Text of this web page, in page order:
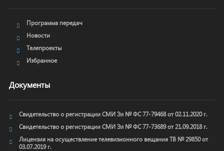
Программа передач
Новости
Телепроекты
Избранное
Документы
Свидетельство о регистрации СМИ Эл № ФС 77-79468 от 02.11.2020 г.
Свидетельство о регистрации СМИ Эл № ФС 77-73689 от 21.09.2018 г.
Лицензия на осуществление телевизионного вещания ТВ № 29850 от
03.07.2019 г.